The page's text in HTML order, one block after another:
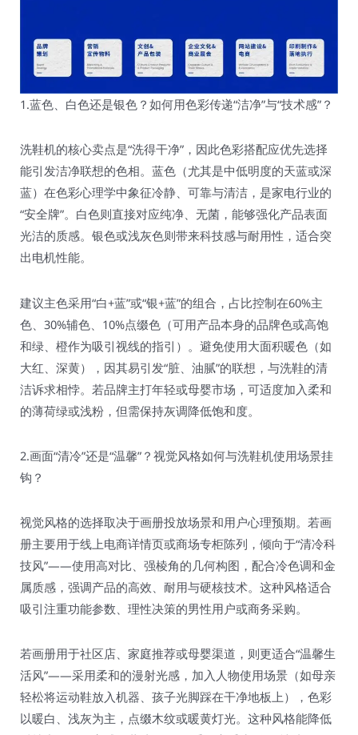
1.蓝色、白色还是银色？如何用色彩传递“洁净”与“技术感”？
洗鞋机的核心卖点是“洗得干净”，因此色彩搭配应优先选择
能引发洁净联想的色相。蓝色（尤其是中低明度的天蓝或深
蓝）在色彩心理学中象征冷静、可靠与清洁，是家电行业的
“安全牌”。白色则直接对应纯净、无菌，能够强化产品表面
光洁的质感。银色或浅灰色则带来科技感与耐用性，适合突
出电机性能。
建议主色采用“白+蓝”或“银+蓝”的组合，占比控制在60%主
色、30%辅色、10%点缀色（可用产品本身的品牌色或高饱
和绿、橙作为吸引视线的指引）。避免使用大面积暖色（如
大红、深黄），因其易引发“脏、油腻”的联想，与洗鞋的清
洁诉求相悖。若品牌主打年轻或母婴市场，可适度加入柔和
的薄荷绿或浅粉，但需保持灰调降低饱和度。
2.画面“清冷”还是“温馨”？视觉风格如何与洗鞋机使用场景挂
钩？
视觉风格的选择取决于画册投放场景和用户心理预期。若画
册主要用于线上电商详情页或商场专柜陈列，倾向于“清冷科
技风”——使用高对比、强棱角的几何构图，配合冷色调和金
属质感，强调产品的高效、耐用与硬核技术。这种风格适合
吸引注重功能参数、理性决策的男性用户或商务采购。
若画册用于社区店、家庭推荐或母婴渠道，则更适合“温馨生
活风”——采用柔和的漫射光感，加入人物使用场景（如母亲
轻松将运动鞋放入机器、孩子光脚踩在干净地板上），色彩
以暖白、浅灰为主，点缀木纹或暖黄灯光。这种风格能降低